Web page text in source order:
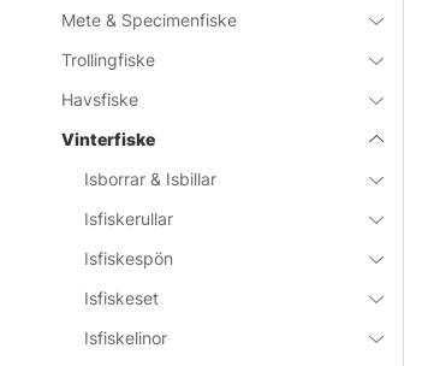
Mete & Specimenfiske
Trollingfiske
Havsfiske
Vinterfiske
Isborrar & Isbillar
Isfiskerullar
Isfiskespön
Isfiskeset
Isfiskelinor